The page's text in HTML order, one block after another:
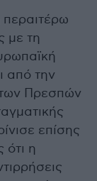
περαιτέρω
με τη
από την
Πρεσπών
επίσης
ότι η